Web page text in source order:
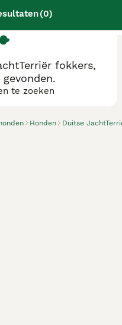
(0)
Honden Duitse
fokkers,
te zoeken